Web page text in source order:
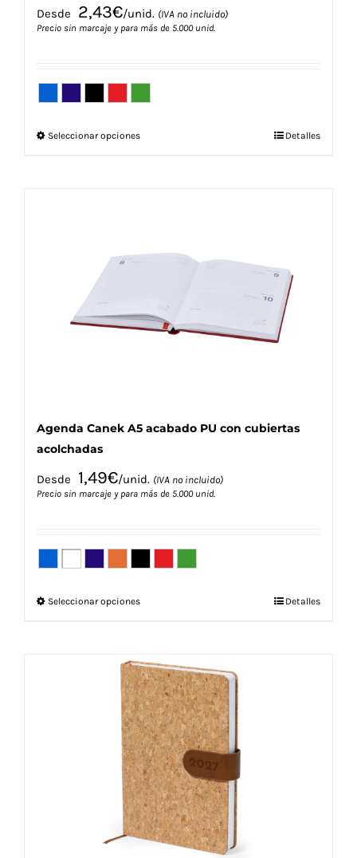
Desde 2,43€/unid. (IVA no incluido)
Precio sin marcaje y para más de 5.000 unid.
Seleccionar opcionesEste
se
en
la
Detalles
Agenda Canek A5 acabado PU con cubiertas
acolchadas
Desde 1,49€/unid. (IVA no incluido)
Precio sin marcaje y para más de 5.000 unid.
Seleccionar opcionesEste
variantes.
Las
opciones
se
pueden
elegir
en
la
página
de
producto
Detalles